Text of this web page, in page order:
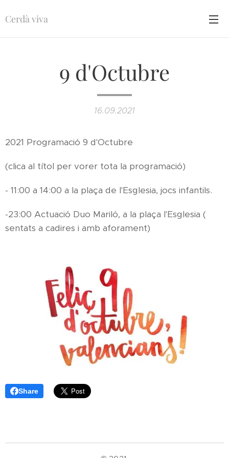
Cerdà viva
9 d'Octubre
16.09.2021
2021 Programació 9 d'Octubre
(clica al títol per vorer tota la programació)
- 11:00 a 14:00 a la plaça de l'Esglesia, jocs infantils.
-23:00 Actuació Duo Mariló, a la plaça l'Esglesia (
sentats a cadires i amb aforament)
Share